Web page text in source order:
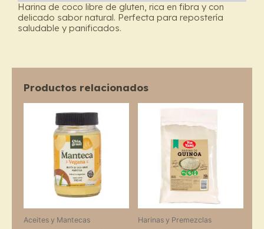
Harina de coco libre de gluten, rica en fibra y con
delicado sabor natural. Perfecta para repostería
saludable y panificados.
Productos relacionados
Aceites y Mantecas
range:
$4.400
through
$12.100
may
Harinas y Premezclas